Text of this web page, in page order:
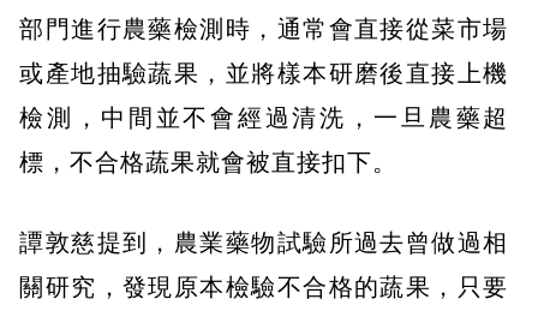
部門進行農藥檢測時，通常會直接從菜市場
或產地抽驗蔬果，並將樣本研磨後直接上機
檢測，中間並不會經過清洗，一旦農藥超
標，不合格蔬果就會被直接扣下。
譚敦慈提到，農業藥物試驗所過去曾做過相
關研究，發現原本檢驗不合格的蔬果，只要